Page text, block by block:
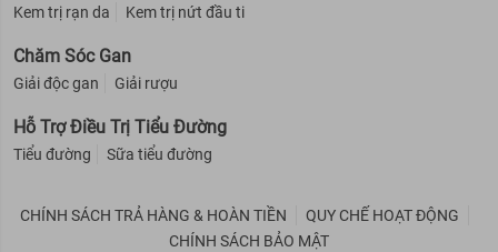
Kem trị rạn da Kem trị nứt đầu ti
Chăm Sóc Gan
Giải độc gan Giải rượu
Hỗ Trợ Điều Trị Tiểu Đường
Tiểu đường Sữa tiểu đường
CHÍNH SÁCH TRẢ HÀNG & HOÀN TIỀN
QUY CHẾ HOẠT ĐỘNG
CHÍNH SÁCH BẢO MẬT